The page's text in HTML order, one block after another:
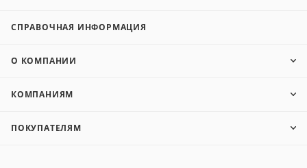
СПРАВОЧНАЯ ИНФОРМАЦИЯ
О КОМПАНИИ
КОМПАНИЯМ
ПОКУПАТЕЛЯМ